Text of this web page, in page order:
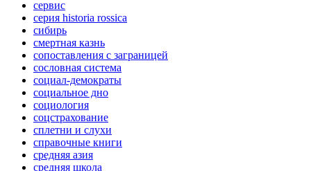
сервис
серия historia rossica
сибирь
смертная казнь
сопоставления с заграницей
сословная система
социал-демократы
социальное дно
социология
соцстрахование
сплетни и слухи
справочные книги
средняя азия
средняя школа